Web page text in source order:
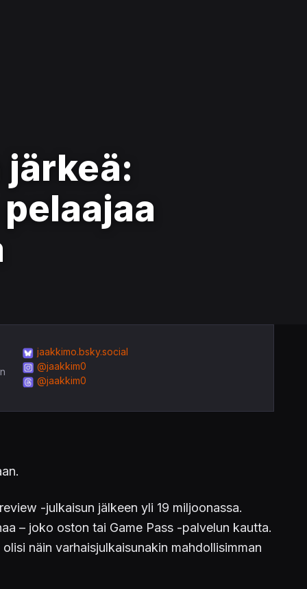
järkeä:
jaakkimo.bsky.social
@jaakkim0
@jaakkim0
-julkaisun jälkeen yli 19 miljoonassa.
– joko oston tai Game Pass -palvelun kautta.
näin varhaisjulkaisunakin mahdollisimman